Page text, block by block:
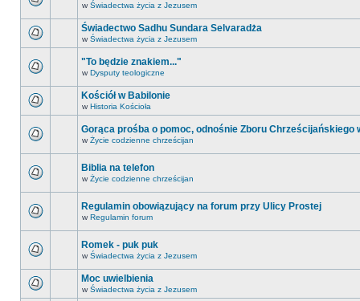
w Świadectwa życia z Jezusem
Świadectwo Sadhu Sundara Selvaradża
w Świadectwa życia z Jezusem
"To będzie znakiem..."
w Dysputy teologiczne
Kościół w Babilonie
w Historia Kościoła
Gorąca prośba o pomoc, odnośnie Zboru Chrześcijańskiego
w Życie codzienne chrześcijan
Biblia na telefon
w Życie codzienne chrześcijan
Regulamin obowiązujący na forum przy Ulicy Prostej
w Regulamin forum
Romek - puk puk
w Świadectwa życia z Jezusem
Moc uwielbienia
w Świadectwa życia z Jezusem